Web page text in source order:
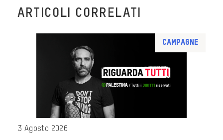
ARTICOLI CORRELATI
Campagne
3 Agosto 2026